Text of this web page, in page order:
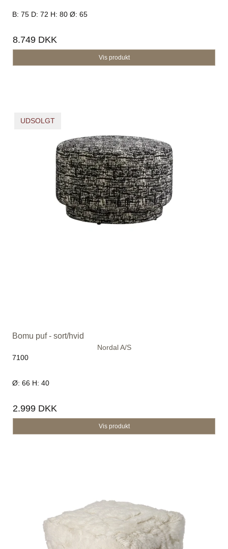
B: 75 D: 72 H: 80 Ø: 65
8.749 DKK
Vis produkt
UDSOLGT
Bomu puf - sort/hvid
Nordal A/S
7100
Ø: 66 H: 40
2.999 DKK
Vis produkt